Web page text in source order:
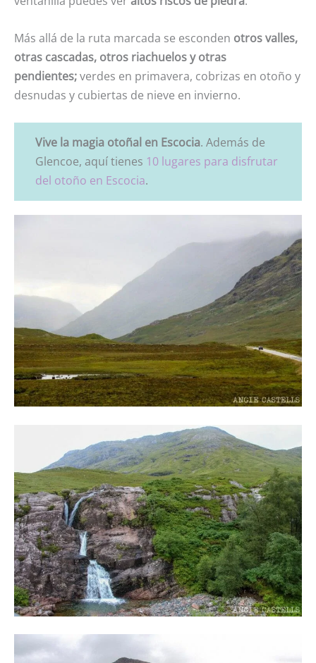
Más allá de la ruta marcada se esconden otros valles,
otras cascadas, otros riachuelos y otras
pendientes;verdes en primavera, cobrizas en otoño y
desnudas y cubiertas de nieve en invierno.
Vive la magia otoñal en Escocia. Además de
Glencoe, aquí tienes 10 lugares para disfrutar
del otoño en Escocia.